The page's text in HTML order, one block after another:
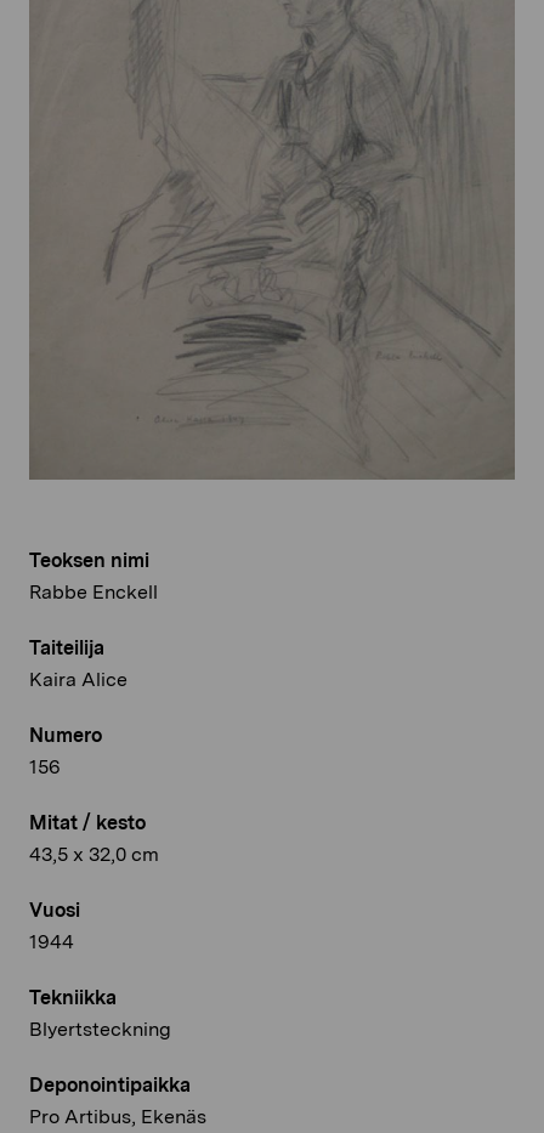
Teoksen nimi
Rabbe Enckell
Taiteilija
Kaira Alice
Numero
156
Mitat / kesto
43,5 x 32,0 cm
Vuosi
1944
Tekniikka
Blyertsteckning
Deponointipaikka
Pro Artibus, Ekenäs